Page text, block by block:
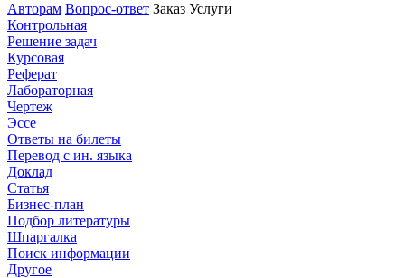
Авторам Вопрос-ответ Заказ Услуги
Контрольная
Решение задач
Курсовая
Реферат
Лабораторная
Чертеж
Эссе
Ответы на билеты
Перевод с ин. языка
Доклад
Статья
Бизнес-план
Подбор литературы
Шпаргалка
Поиск информации
Другое